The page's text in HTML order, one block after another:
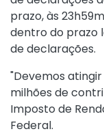
prazo, às
dentro do prazo
de declarações.
"Devemos
milhões de
Imposto de
Federal.